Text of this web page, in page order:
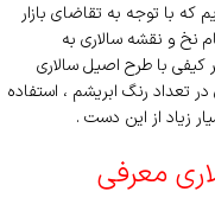
که با توجه به تقاضای بازار
نخ و نقشه سالاری به
کیفی با طرح اصیل سالاری
تعداد رنگ ابریشم ، استفاده
زیاد از این دست .
معرفی